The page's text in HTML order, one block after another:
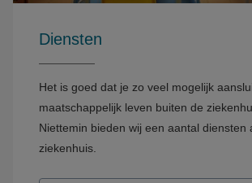
Diensten
Het is goed dat je zo veel mogelijk
maatschappelijk leven buiten de
Niettemin bieden wij een aantal diensten
ziekenhuis.